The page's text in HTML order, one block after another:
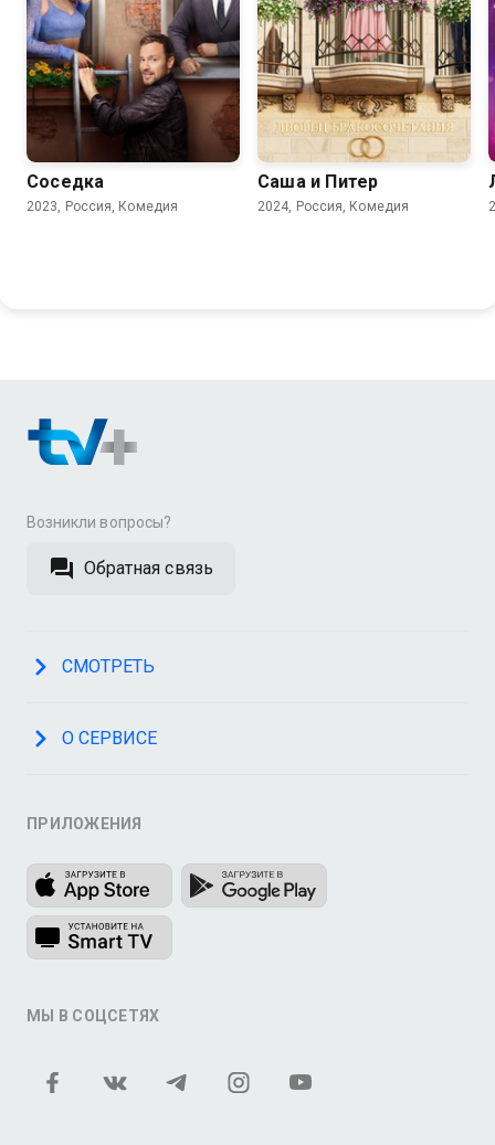
6.3
Соседка
2023, Россия, Комедия
7.7
Саша и Питер
2024, Россия, Комедия
Возникли вопросы?
Обратная связь
СМОТРЕТЬ
О СЕРВИСЕ
ПРИЛОЖЕНИЯ
МЫ В СОЦСЕТЯХ